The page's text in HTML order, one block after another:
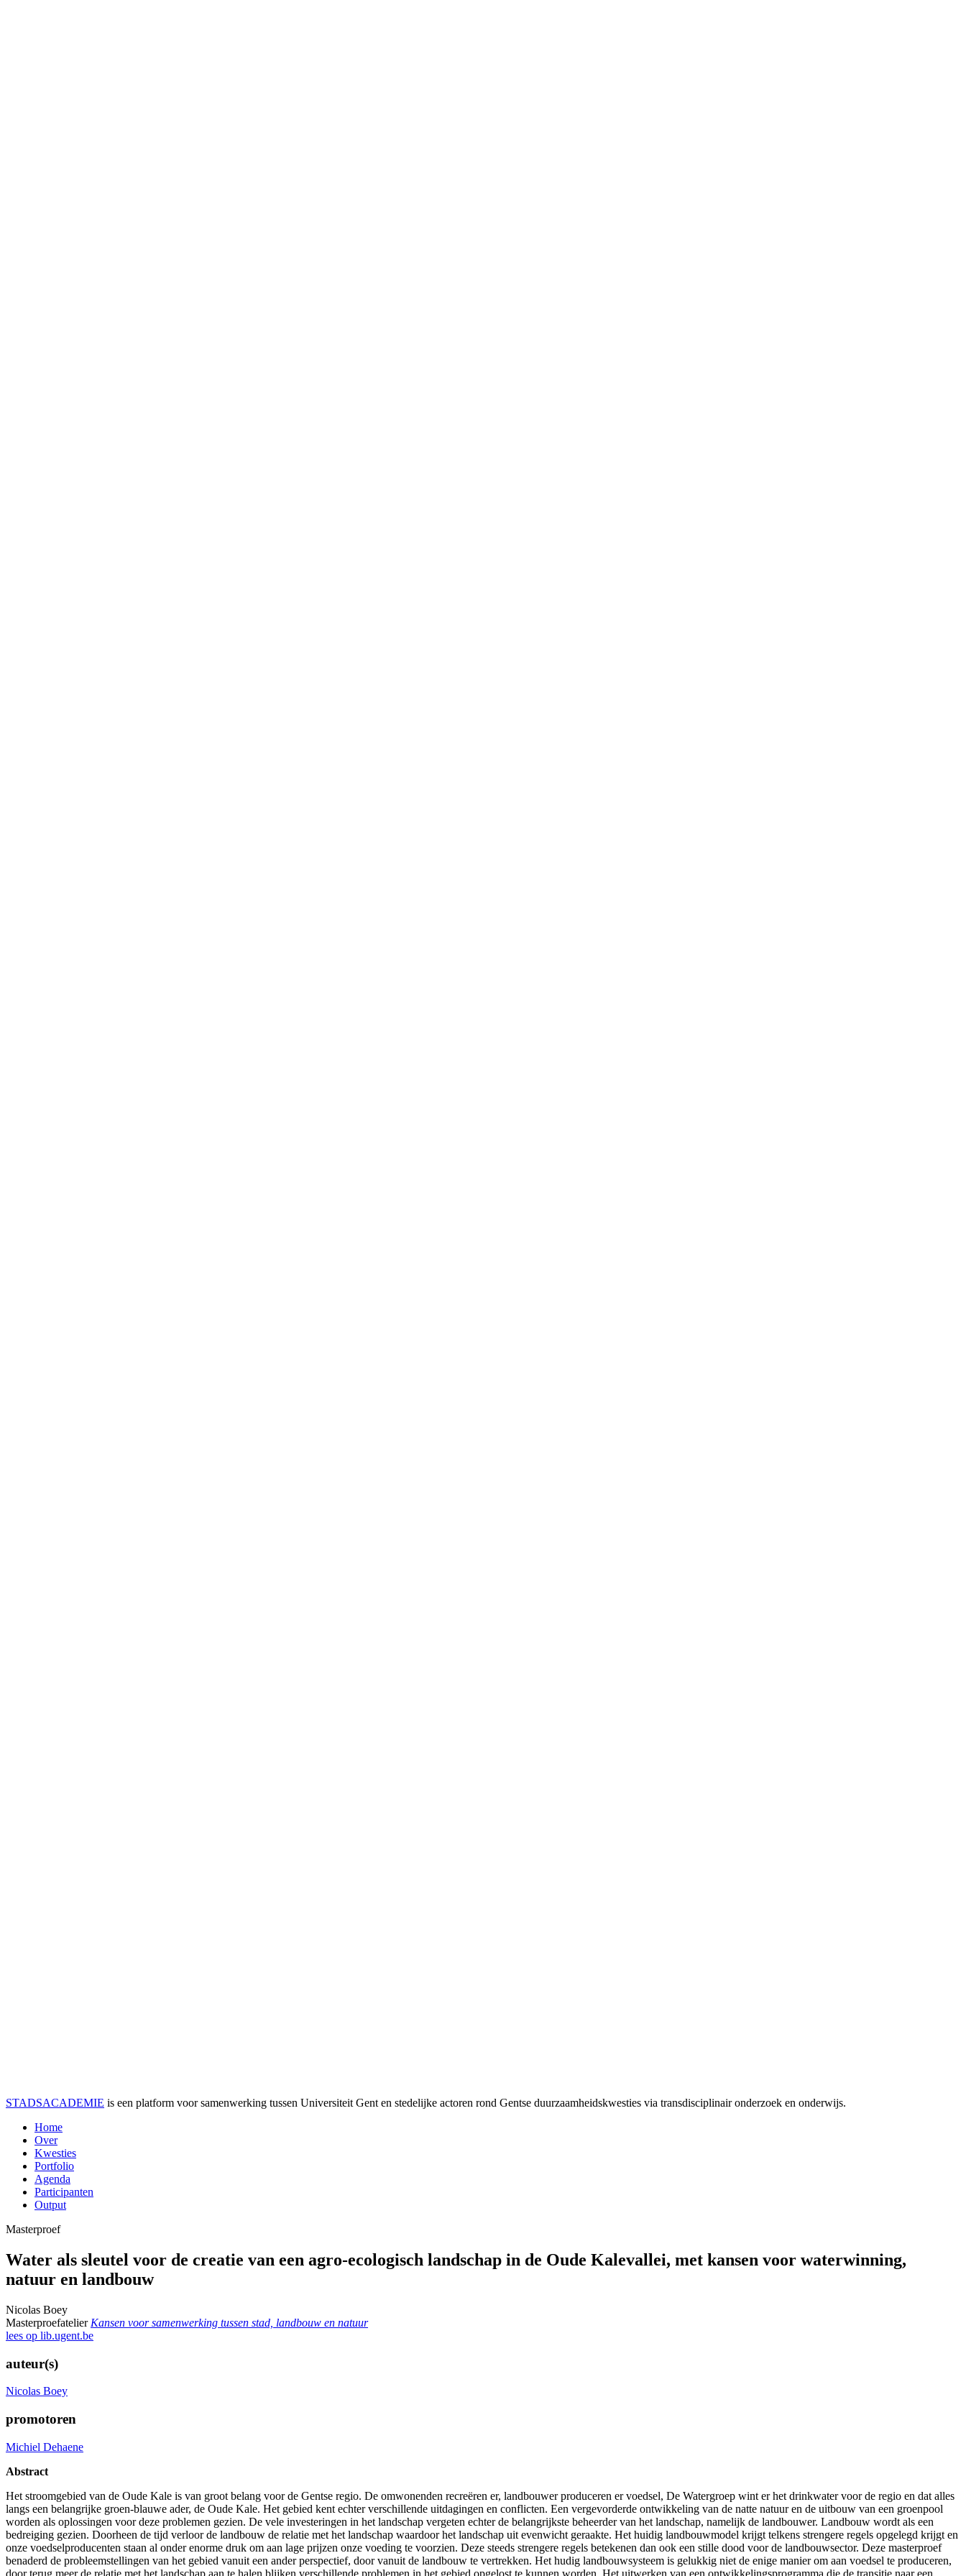
STADSACADEMIE is een platform voor samenwerking tussen Universiteit Gent en stedelijke actoren rond Gentse duurzaamheids­kwesties via transdisciplinair onderzoek en onderwijs.
Home
Over
Kwesties
Portfolio
Agenda
Participanten
Output
Masterproef
Water als sleutel voor de creatie van een agro-ecologisch landschap in de Oude Kalevallei, met kansen voor waterwinning,
natuur en landbouw
Nicolas Boey
Masterproefatelier Kansen voor samenwerking tussen stad, landbouw en natuur
lees op lib.ugent.be
auteur(s)
Nicolas Boey
promotoren
Michiel Dehaene
Abstract
Het stroomgebied van de Oude Kale is van groot belang voor de Gentse regio. De omwonenden recreëren er, landbouwer produceren er voedsel, De Watergroep wint er het drinkwater voor de regio en dat alles
langs een belangrijke groen-blauwe ader, de Oude Kale. Het gebied kent echter verschillende uitdagingen en conflicten. Een vergevorderde ontwikkeling van de natte natuur en de uitbouw van een groenpool
worden als oplossingen voor deze problemen gezien. De vele investeringen in het landschap vergeten echter de belangrijkste beheerder van het landschap, namelijk de landbouwer. Landbouw wordt als een
bedreiging gezien. Doorheen de tijd verloor de landbouw de relatie met het landschap waardoor het landschap uit evenwicht geraakte. Het huidig landbouwmodel krijgt telkens strengere regels opgelegd krijgt en
onze voedselproducenten staan al onder enorme druk om aan lage prijzen onze voeding te voorzien. Deze steeds strengere regels betekenen dan ook een stille dood voor de landbouwsector. Deze masterproef
benaderd de probleemstellingen van het gebied vanuit een ander perspectief, door vanuit de landbouw te vertrekken. Het hudig landbouwsysteem is gelukkig niet de enige manier om aan voedsel te produceren,
door terug meer de relatie met het landschap aan te halen blijken verschillende problemen in het gebied opgelost te kunnen worden. Het uitwerken van een ontwikkelingsprogramma die de transitie naar een